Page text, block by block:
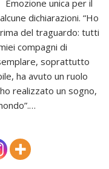
Emozione unica per il
dichiarazioni. “Ho
del traguardo: tutti
compagni di
soprattutto
ha avuto un ruolo
realizzato un sogno,